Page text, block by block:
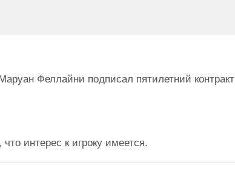
Феллайни подписал пятилетний контракт
, что интерес к игроку имеется.